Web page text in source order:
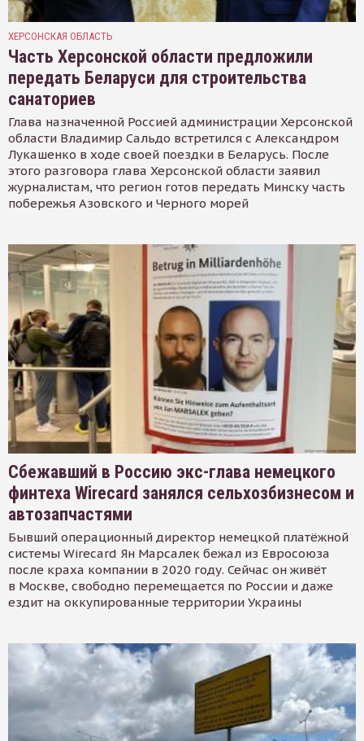
ХЕРСОНСКАЯ ОБЛАСТЬ
Часть Херсонской области предложили
передать Беларуси для строительства
санаториев
Глава назначенной Россией администрации Херсонской
области Владимир Сальдо встретился с Александром
Лукашенко в ходе своей поездки в Беларусь. После
этого разговора глава Херсонской области заявил
журналистам, что регион готов передать Минску часть
побережья Азовского и Черного морей
Сбежавший в Россию экс-глава немецкого
финтеха Wirecard занялся сельхозбизнесом и
автозапчастями
Бывший операционный директор немецкой платёжной
системы Wirecard Ян Марсалек бежал из Евросоюза
после краха компании в 2020 году. Сейчас он живёт
в Москве, свободно перемещается по России и даже
ездит на оккупированные территории Украины